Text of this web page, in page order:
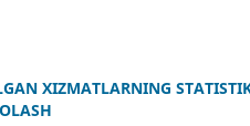
XIZMATLARNING